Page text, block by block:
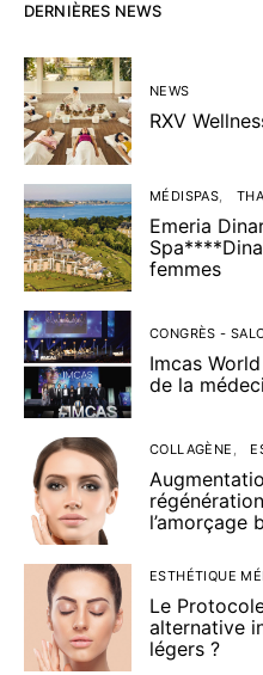
DERNIÈRES NEWS
NEWS
RXV
MÉDISPAS
Emeria
femmes
CONGRÈS -
Imcas
de la
COLLAGÈNE
l’amorçage
ESTHÉTIQUE
Le
alternative
légers ?